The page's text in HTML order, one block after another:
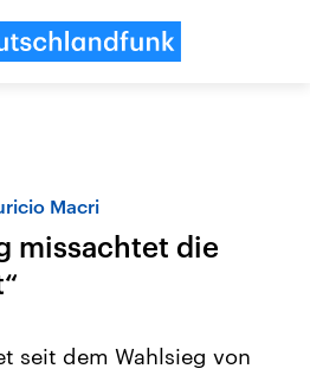
Macri
missachtet die
seit dem Wahlsieg von